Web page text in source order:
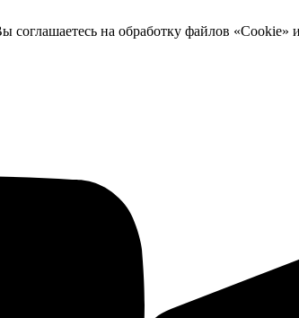
на обработку файлов